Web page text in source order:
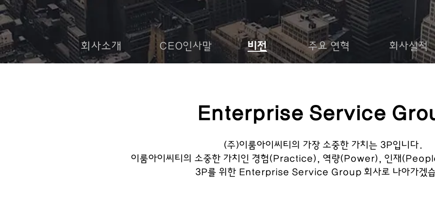
회사소개 CEO인사말 비전 주요 연혁 회사실적
Enterprise Service
(주)이룸아이씨티의 가장 소중한 가치는 3P입니다.
이룸아이씨티의 소중한 가치인 경험(Practice), 역량(Power), 인재
3P를 위한 Enterprise Service Group 회사로 나아가겠